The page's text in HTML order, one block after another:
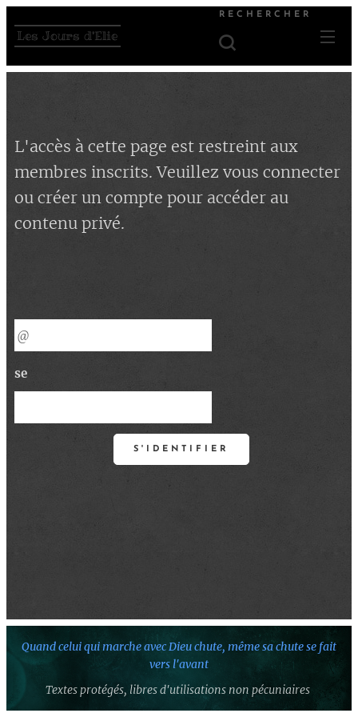
Les Jours d'Elie
RECHERCHER
L'accès à cette page est restreint aux
membres inscrits. Veuillez vous connecter
ou créer un compte pour accéder au
contenu privé.
se
S'IDENTIFIER
Quand celui qui marche avec Dieu chute, même sa chute se fait
vers l'avant
Textes protégés, libres d'utilisations non pécuniaires